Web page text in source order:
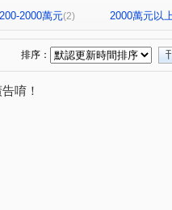
街(1) 八德路四段 忠孝三路
2000萬元(2) 2000萬元以
排序：
唷！